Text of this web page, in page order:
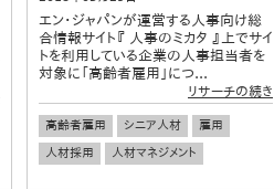
エン・ジャパンが運営する人事向け総
合情報サイト『 人事のミカタ 』上でサイ
トを利用している企業の人事担当者を
対象に「高齢者雇用」につ...
リサーチの続き
高齢者雇用 シニア人材
雇用
人材採用
人材マネジメント